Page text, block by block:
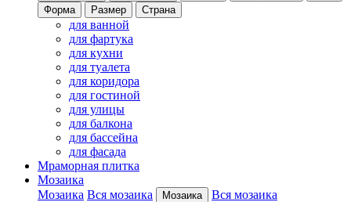
Форма
Размер Страна
для ванной
для фартука
для кухни
для туалета
для коридора
для гостиной
для улицы
для балкона
для бассейна
для фасада
Мраморная плитка
Мозаика
Мозаика Вся мозаика Мозаика Вся мозаика